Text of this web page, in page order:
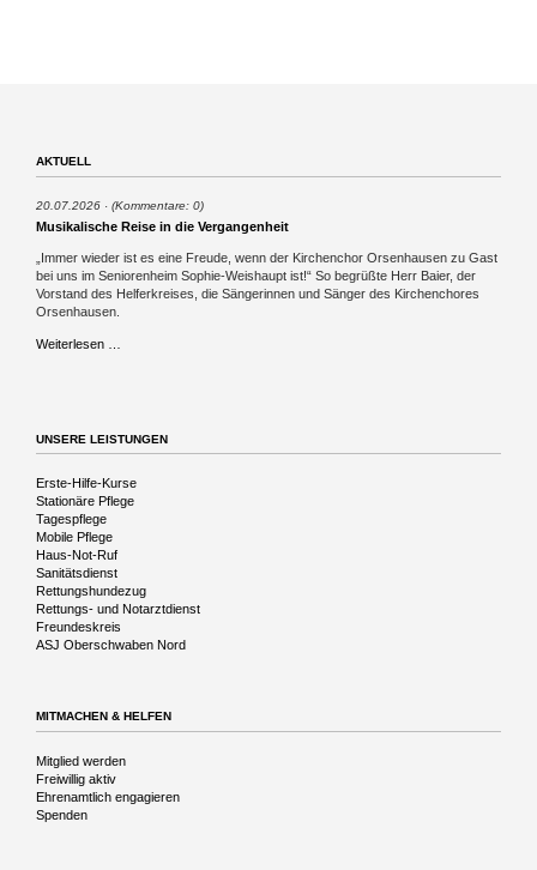
AKTUELL
20.07.2026 (Kommentare: 0)
Musikalische Reise in die Vergangenheit
„Immer wieder ist es eine Freude, wenn der Kirchenchor Orsenhausen zu Gast
bei uns im Seniorenheim Sophie-Weishaupt ist!“ So begrüßte Herr Baier, der
Vorstand des Helferkreises, die Sängerinnen und Sänger des Kirchenchores
Orsenhausen.
Weiterlesen …
UNSERE LEISTUNGEN
Navigation
überspringen
Erste-Hilfe-Kurse
Stationäre Pflege
Tagespflege
Mobile Pflege
Haus-Not-Ruf
Sanitätsdienst
Rettungshundezug
Rettungs- und Notarztdienst
Freundeskreis
ASJ Oberschwaben Nord
MITMACHEN & HELFEN
Navigation
überspringen
Mitglied werden
Freiwillig aktiv
Ehrenamtlich engagieren
Spenden